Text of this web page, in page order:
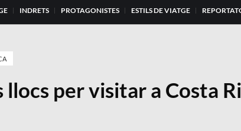
INDRETS PROTAGONISTES ESTILS DE VIATGE
llocs per visitar a Costa